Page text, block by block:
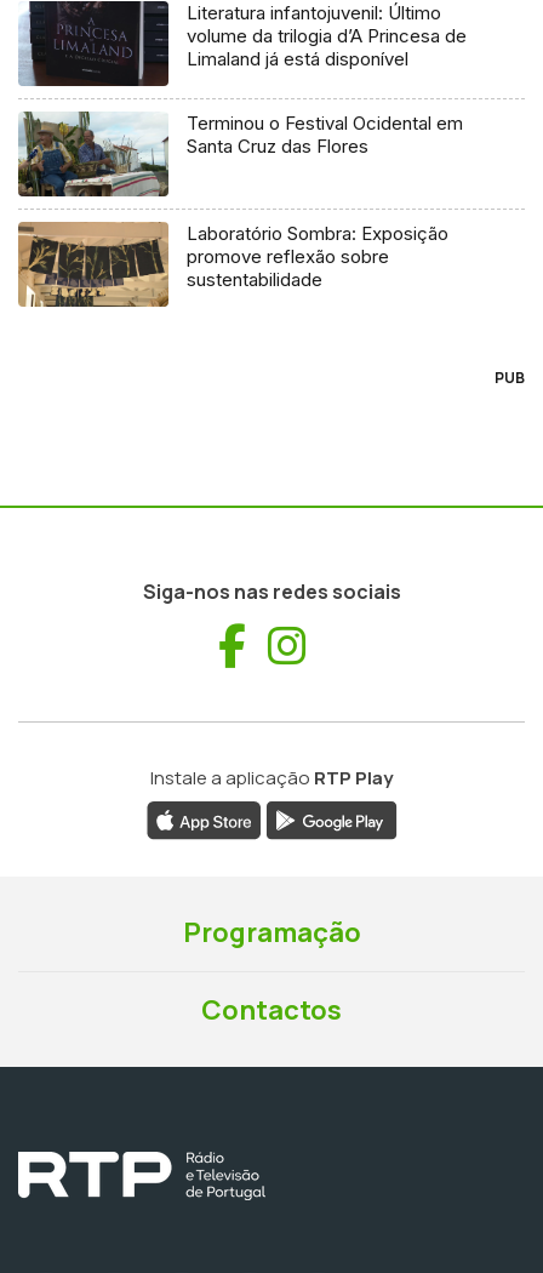
Literatura infantojuvenil: Último
volume da trilogia d’A Princesa de
Limaland já está disponível
Terminou o Festival Ocidental em
Santa Cruz das Flores
Laboratório Sombra: Exposição
promove reflexão sobre
sustentabilidade
PUB
Siga-nos nas redes sociais
Facebook
Instale a aplicação RTP Play
Programação
Contactos